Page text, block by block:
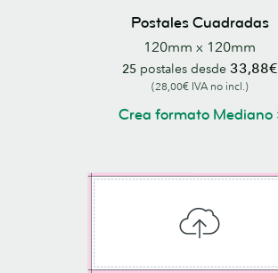
Postales Cuadradas
120mm x 120mm
25postales desde 33,88€
(28,00€ IVA no incl.)
Crea formato Mediano